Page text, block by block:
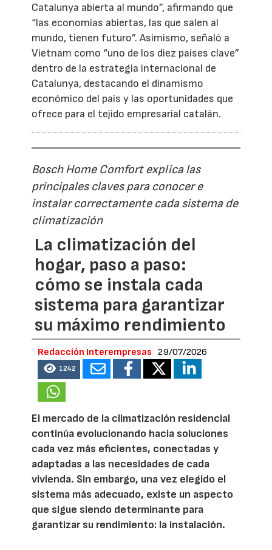
Catalunya abierta al mundo”, afirmando que
“las economías abiertas, las que salen al
mundo, tienen futuro”. Asimismo, señaló a
Vietnam como “uno de los diez países clave”
dentro de la estrategia internacional de
Catalunya, destacando el dinamismo
económico del país y las oportunidades que
ofrece para el tejido empresarial catalán.
Bosch Home Comfort explica las
principales claves para conocer e
instalar correctamente cada sistema de
climatización
La climatización del
hogar, paso a paso:
cómo se instala cada
sistema para garantizar
su máximo rendimiento
Redacción Interempresas 29/07/2026
1242
El mercado de la climatización residencial
continúa evolucionando hacia soluciones
cada vez más eficientes, conectadas y
adaptadas a las necesidades de cada
vivienda. Sin embargo, una vez elegido el
sistema más adecuado, existe un aspecto
que sigue siendo determinante para
garantizar su rendimiento: la instalación.